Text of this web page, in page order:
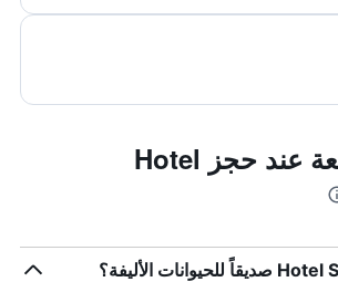
الأسئلة الشائعة عند حجز Hotel